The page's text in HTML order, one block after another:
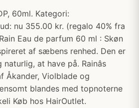
60ml. Kategori:
nu 355.00 kr. (regalo 40% fra
Eau de parfum 60 ml : Skøn
af sæbens renhed. Den er
at have på. Rainâs
Åkander, Violblade og
blandes med topnoterne
Køb hos HairOutlet.